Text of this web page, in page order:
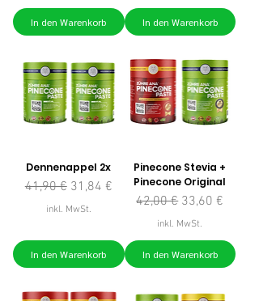
In den Warenkorb In den Warenkorb
Dennenappel 2x
Standardpreis
41,90 € Sale-Preis
31,84 €
inkl. MwSt.
In den Warenkorb
Pinecone Stevia +
Pinecone Original
Standardpreis
42,00 € Sale-Preis
33,60 €
inkl. MwSt.
In den Warenkorb